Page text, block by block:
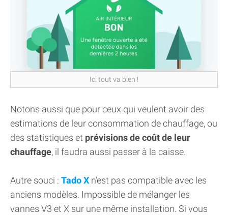
Ici tout va bien !
Notons aussi que pour ceux qui veulent avoir des
estimations de leur consommation de chauffage, ou
des statistiques et prévisions de coût de leur
chauffage, il faudra aussi passer à la caisse.
Autre souci : Tado X n’est pas compatible avec les
anciens modèles. Impossible de mélanger les
vannes V3 et X sur une même installation. Si vous